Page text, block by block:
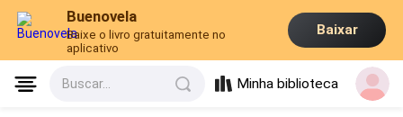
Buenovela
Baixe o livro gratuitamente no
aplicativo
Baixar
Buscar... Minha biblioteca